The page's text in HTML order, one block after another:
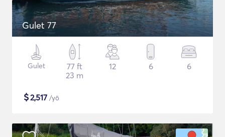
Gulet 77
Gulet
77 ft
23 m
12 6 6
$2,517 /yö